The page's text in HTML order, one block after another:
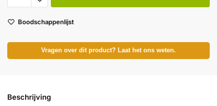
Boodschappenlijst
Vragen over dit product? Laat het ons weten.
Beschrijving